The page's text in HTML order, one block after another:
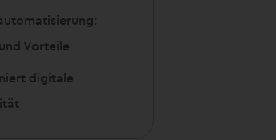
Vorteile
digitale